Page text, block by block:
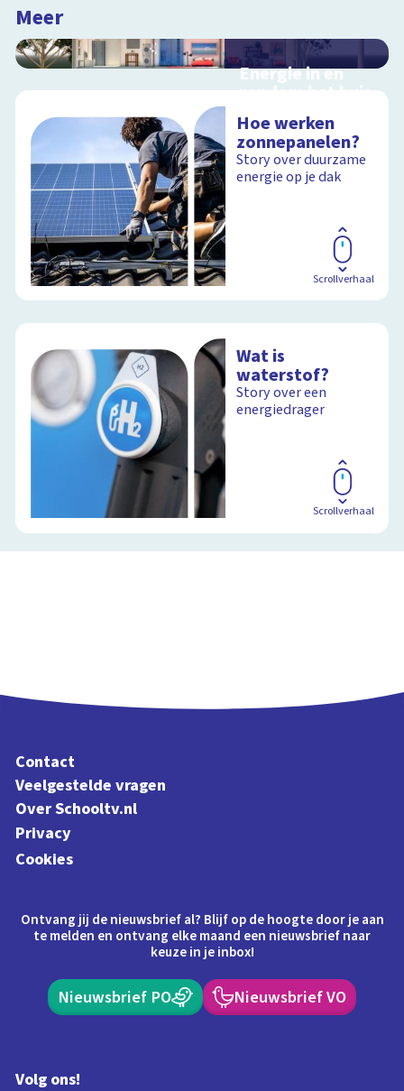
Meer
Energie in en
rondom het huis
schoolplaat in en
rondom het huis
Hoe werken
zonnepanelen?
Story over duurzame
energie op je dak
Scrollverhaal
Wat is
waterstof?
Story over een
energiedrager
Scrollverhaal
Contact
Veelgestelde vragen
Over Schooltv.nl
Privacy
Cookies
Ontvang jij de nieuwsbrief al? Blijf op de hoogte door je aan
te melden en ontvang elke maand een nieuwsbrief naar
keuze in je inbox!
Nieuwsbrief PO Nieuwsbrief VO
Volg ons!